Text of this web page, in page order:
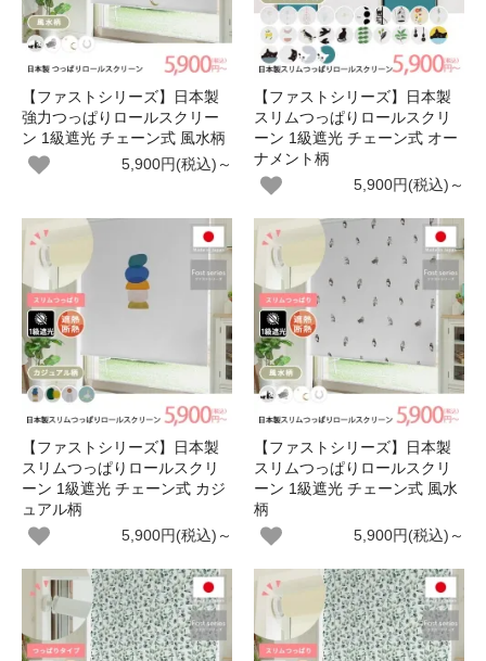
【ファストシリーズ】日本製
強力つっぱりロールスクリー
ン 1級遮光 チェーン式 風水柄
5,900円(税込)～
【ファストシリーズ】日本製
スリムつっぱりロールスクリ
ーン 1級遮光 チェーン式 オー
ナメント柄
5,900円(税込)～
【ファストシリーズ】日本製
スリムつっぱりロールスクリ
ーン 1級遮光 チェーン式 カジ
ュアル柄
5,900円(税込)～
【ファストシリーズ】日本製
スリムつっぱりロールスクリ
ーン 1級遮光 チェーン式 風水
柄
5,900円(税込)～